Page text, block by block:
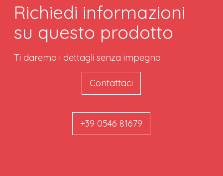
Richiedi informazioni
su questo prodotto
Ti daremo i dettagli senza impegno
Contattaci
+39 0546 81679